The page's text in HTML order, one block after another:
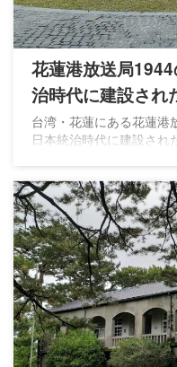
花蓮港放送局
治時代に建設され
台湾・花蓮にある花蓮港
日本統治時代に建設され